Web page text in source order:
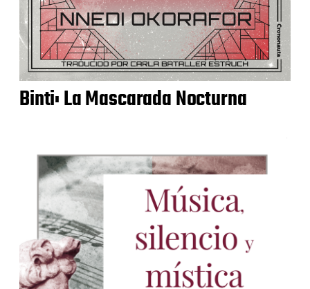
Binti: La Mascarada Nocturna